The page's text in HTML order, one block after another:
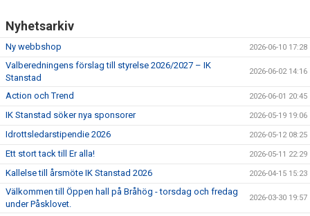
Nyhetsarkiv
Ny webbshop 2026-06-10 17:28
Valberedningens förslag till styrelse 2026/2027 – IK
Stanstad
2026-06-02 14:16
Action och Trend 2026-06-01 20:45
IK Stanstad söker nya sponsorer 2026-05-19 19:06
Idrottsledarstipendie 2026 2026-05-12 08:25
Ett stort tack till Er alla! 2026-05-11 22:29
Kallelse till årsmöte IK Stanstad 2026 2026-04-15 15:23
Välkommen till Öppen hall på Bråhög - torsdag och fredag
under Påsklovet.
2026-03-30 19:57